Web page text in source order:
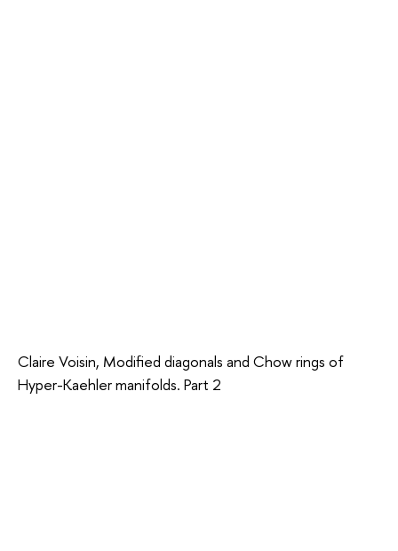
Claire Voisin, Modified diagonals and Chow rings of
Hyper-Kaehler manifolds. Part 2